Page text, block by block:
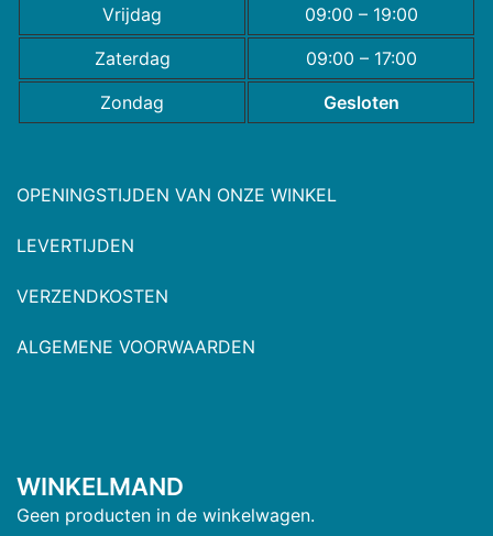
Vrijdag
09:00 – 19:00
Zaterdag
09:00 – 17:00
Zondag
Gesloten
OPENINGSTIJDEN VAN ONZE WINKEL
LEVERTIJDEN
VERZENDKOSTEN
ALGEMENE VOORWAARDEN
WINKELMAND
Geen producten in de winkelwagen.